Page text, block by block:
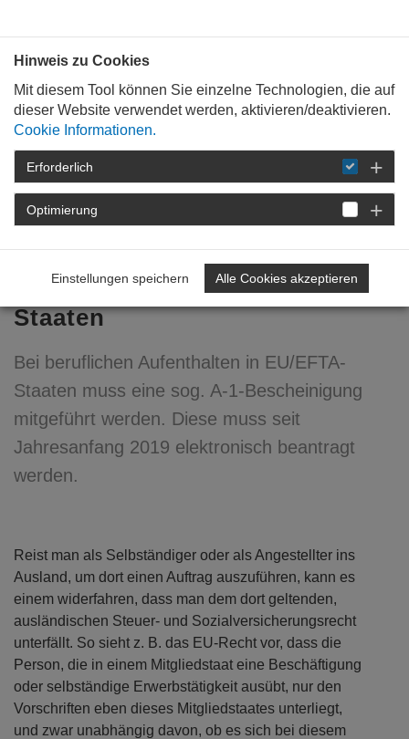
STARTSEITE DETAIL
Informationen für berufliche
Aufenthalte in EU/EFTA-
Staaten
Bei beruflichen Aufenthalten in EU/EFTA-
Staaten muss eine sog. A-1-Bescheinigung
mitgeführt werden. Diese muss seit
Jahresanfang 2019 elektronisch beantragt
werden.
Reist man als Selbständiger oder als Angestellter ins
Ausland, um dort einen Auftrag auszuführen, kann es
einem widerfahren, dass man dem dort geltenden,
ausländischen Steuer- und Sozialversicherungsrecht
unterfällt. So sieht z. B. das EU-Recht vor, dass die
Person, die in einem Mitgliedstaat eine Beschäftigung
oder selbständige Erwerbstätigkeit ausübt, nur den
Vorschriften eben dieses Mitgliedstaates unterliegt,
und zwar unabhängig davon, ob es sich bei diesem
Hinweis zu Cookies
Mit diesem Tool können Sie einzelne Technologien, die auf
dieser Website verwendet werden, aktivieren/deaktivieren.
Cookie Informationen.
Erforderlich
Optimierung
Einstellungen speichern Alle Cookies akzeptieren